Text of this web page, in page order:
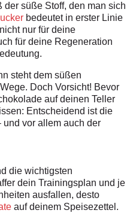
der süße Stoff, den man sich
bedeutet in erster Linie
nur für deine
für deine Regeneration
steht dem süßen
Doch Vorsicht! Bevor
auf deinen Teller
Entscheidend ist die
und vor allem auch der
die wichtigsten
dein Trainingsplan und je
ausfallen, desto
auf deinem Speisezettel.